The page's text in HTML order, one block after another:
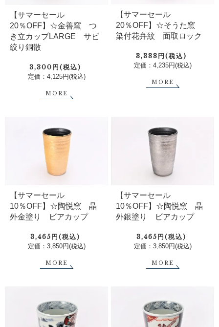
【サマーセール
20％OFF】☆金善窯 つ
き立カップLARGE サビ
絞り銅散
3,300円(税込)
定価：4,125円(税込)
MORE
【サマーセール
20％OFF】☆そうた窯
染付花弁紋 面取ロック
3,388円(税込)
定価：4,235円(税込)
MORE
【サマーセール
10％OFF】☆陶悦窯 晶
外金塗り ビアカップ
3,465円(税込)
定価：3,850円(税込)
MORE
【サマーセール
10％OFF】☆陶悦窯 晶
外銀塗り ビアカップ
3,465円(税込)
定価：3,850円(税込)
MORE